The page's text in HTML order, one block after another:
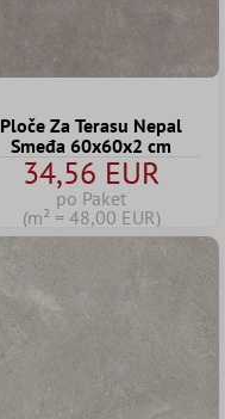
Ploče Za Terasu Nepal
Smeđa 60x60x2 cm
34,56 EUR
po Paket
(m² = 48,00 EUR)